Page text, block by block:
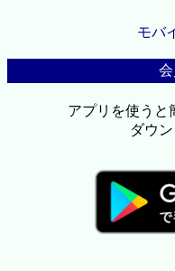
モバ
アプリを使うと
ダウ